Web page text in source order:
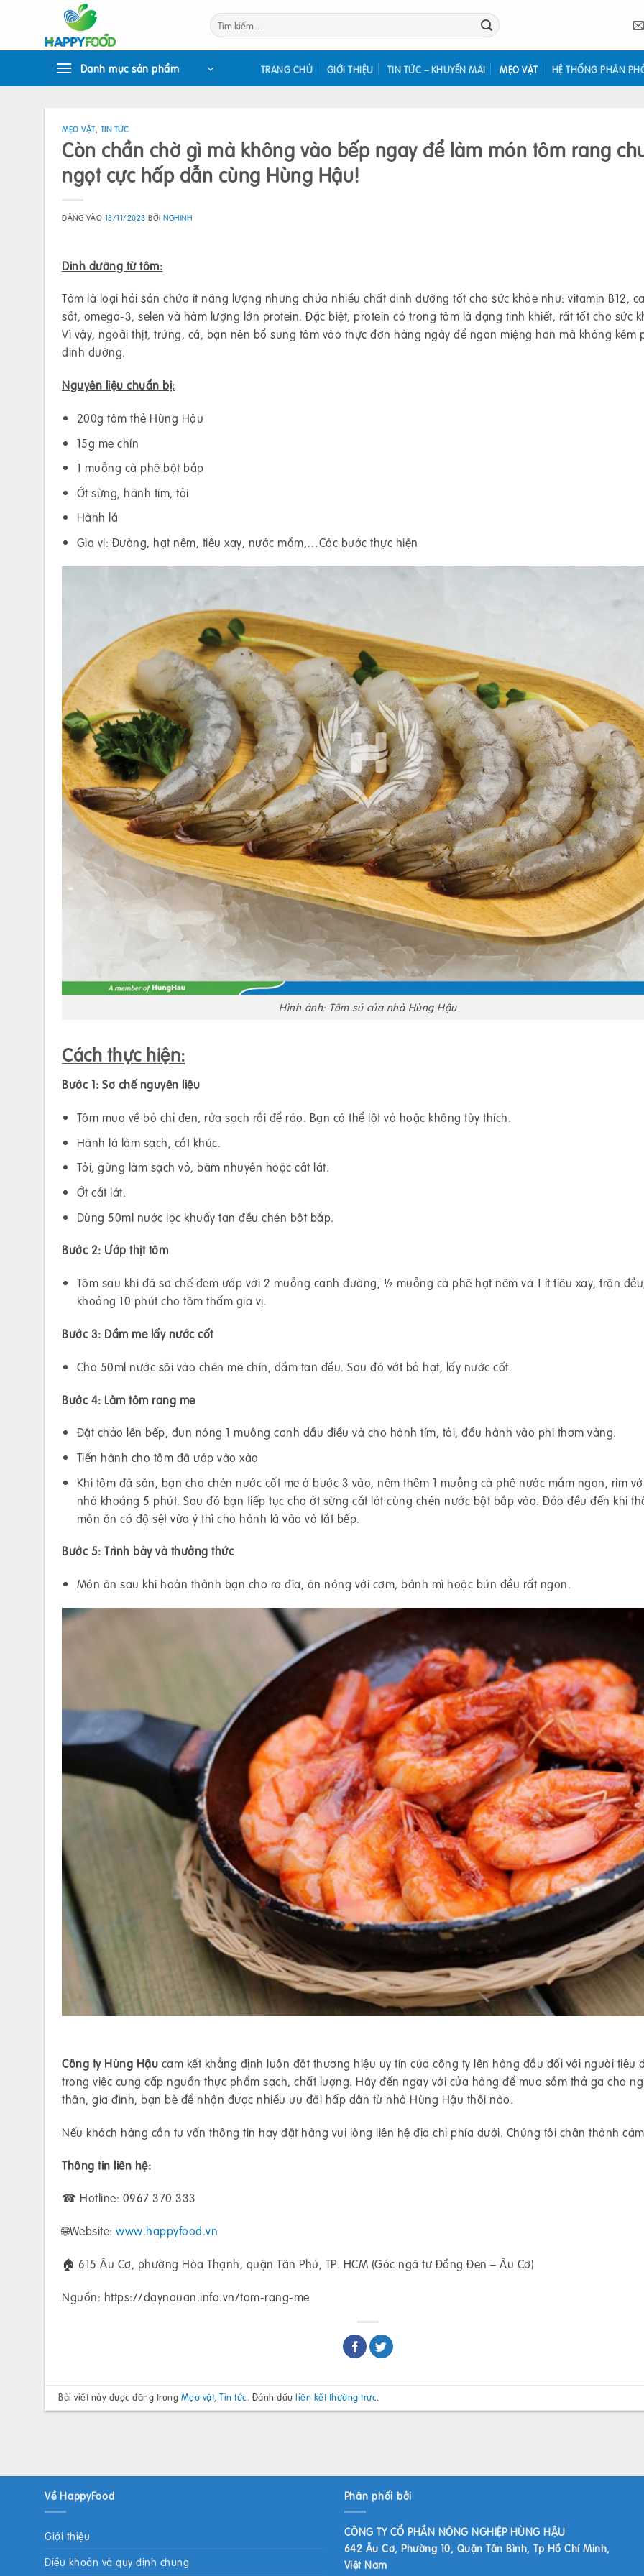
Tìm
kiếm:
Danh mục sản phẩm TRANG CHỦ GIỚI THIỆU TIN TỨC – KHUYẾN MÃI MẸO VẶT HỆ THỐNG PHÂN
MẸO VẶT, TIN TỨC
Còn chần chờ gì mà không vào bếp ngay để làm món tôm rang
ngọt cực hấp dẫn cùng Hùng Hậu!
ĐĂNG VÀO 13/11/2023 BỞINGHINH
Dinh dưỡng từ tôm:
Tôm là loại hải sản chứa ít năng lượng nhưng chứa nhiều chất dinh dưỡng tốt cho sức khỏe như: vitamin B12,
sắt, omega-3, selen và hàm lượng lớn protein. Đặc biệt, protein có trong tôm là dạng tinh khiết, rất tốt cho sức
Vì vậy, ngoài thịt, trứng, cá, bạn nên bổ sung tôm vào thực đơn hàng ngày để ngon miệng hơn mà không kém
dinh dưỡng.
Nguyên liệu chuẩn bị:
200g tôm thẻ Hùng Hậu
15g me chín
1 muỗng cà phê bột bắp
Ớt sừng, hành tím, tỏi
Hành lá
Gia vị: Đường, hạt nêm, tiêu xay, nước mắm,…Các bước thực hiện
Hình ảnh: Tôm sú của nhà Hùng Hậu
Cách thực hiện:
Bước 1: Sơ chế nguyên liệu
Tôm mua về bỏ chỉ đen, rửa sạch rồi để ráo. Bạn có thể lột vỏ hoặc không tùy thích.
Hành lá làm sạch, cắt khúc.
Tỏi, gừng làm sạch vỏ, băm nhuyễn hoặc cắt lát.
Ớt cắt lát.
Dùng 50ml nước lọc khuấy tan đều chén bột bắp.
Bước 2: Ướp thịt tôm
Tôm sau khi đã sơ chế đem ướp với 2 muỗng canh đường, ½ muỗng cà phê hạt nêm và 1 ít tiêu xay, trộn
khoảng 10 phút cho tôm thấm gia vị.
Bước 3: Dầm me lấy nước cốt
Cho 50ml nước sôi vào chén me chín, dầm tan đều. Sau đó vớt bỏ hạt, lấy nước cốt.
Bước 4: Làm tôm rang me
Đặt chảo lên bếp, đun nóng 1 muỗng canh dầu điều và cho hành tím, tỏi, đầu hành vào phi thơm vàng.
Tiến hành cho tôm đã ướp vào xào
Khi tôm đã săn, bạn cho chén nước cốt me ở bước 3 vào, nêm thêm 1 muỗng cà phê nước mắm ngon, rim
nhỏ khoảng 5 phút. Sau đó bạn tiếp tục cho ớt sừng cắt lát cùng chén nước bột bắp vào. Đảo đều đến khi
món ăn có độ sệt vừa ý thì cho hành lá vào và tắt bếp.
Bước 5: Trình bày và thưởng thức
Món ăn sau khi hoàn thành bạn cho ra đĩa, ăn nóng với cơm, bánh mì hoặc bún đều rất ngon.
Công ty Hùng Hậu cam kết khẳng định luôn đặt thương hiệu uy tín của công ty lên hàng đầu đối với người tiêu
trong việc cung cấp nguồn thực phẩm sạch, chất lượng. Hãy đến ngay với cửa hàng để mua sắm thả ga cho
thân, gia đình, bạn bè để nhận được nhiều ưu đãi hấp dẫn từ nhà Hùng Hậu thôi nào.
Nếu khách hàng cần tư vấn thông tin hay đặt hàng vui lòng liên hệ địa chỉ phía dưới. Chúng tôi chân thành
Thông tin liên hệ:
☎ Hotline: 0967 370 333
🌐Website: www.happyfood.vn
🏠 615 Âu Cơ, phường Hòa Thạnh, quận Tân Phú, TP. HCM (Góc ngã tư Đồng Đen – Âu Cơ)
Nguồn: https://daynauan.info.vn/tom-rang-me
Bài viết này được đăng trong Mẹo vặt,Tin tức. Đánh dấuliên kết thường trực.
Về HappyFood
Giới thiệu
Điều khoản và quy định chung
Phân phối bởi
CÔNG TY CỔ PHẦN NÔNG NGHIỆP HÙNG HẬU
642 Âu Cơ, Phường 10, Quận Tân Bình, Tp Hồ Chí Minh,
Việt Nam